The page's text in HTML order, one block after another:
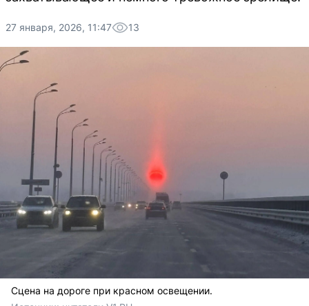
27 января, 2026, 11:47 13
Сцена на дороге при красном освещении.